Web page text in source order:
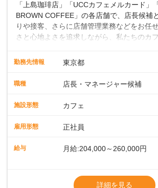
万円＋賞与(年3回)・店長職
「上島珈琲店」「UCCカフェメルカード」
BROWN COFFEE」の各店舗で、店長候補
りや接客、さらに店舗管理業務などをお任
さと心地よさを追求しながら、私たちのカ
の抽出や各種ドリンクの作成お客様のご案
タートも安心 ◎サポート体制充実コーヒー
から40代まで幅広い年齢層が活躍しており
るので、スムーズに業務に馴染める環境で
長として活躍を！接客業務になれたら、売
一切無用♪一つひとつをしっかり伝えていき
勤務先情報 東京都
職種 店長・マネージャー候補
施設形態 カフェ
雇用形態 正社員
給与 月給:204,000～260,000円
ます・東日本エリア：月給
詳細を見る